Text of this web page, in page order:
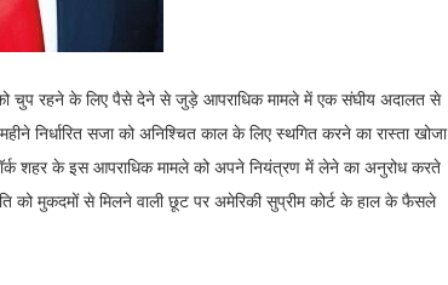
को चुप रहने के लिए पैसे देने से जुड़े आपराधिक मामले में एक संघीय अदालत से
निर्धारित सजा को अनिश्चित काल के लिए स्थगित करने का रास्ता खोजा
शहर के इस आपराधिक मामले को अपने नियंत्रण में लेने का अनुरोध करते
को मुकदमों से मिलने वाली छूट पर अमेरिकी सुप्रीम कोर्ट के हाल के फैसले